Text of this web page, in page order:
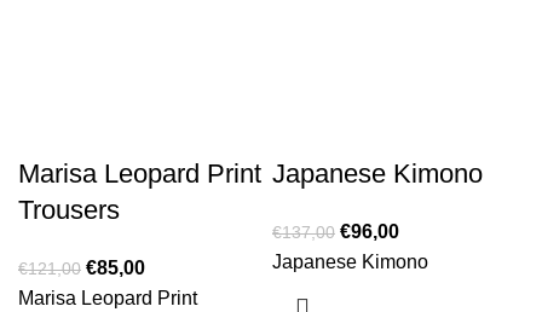
Marisa Leopard Print
Trousers
€121,00 €85,00
Marisa Leopard Print
Japanese Kimono
€137,00 €96,00
Japanese Kimono